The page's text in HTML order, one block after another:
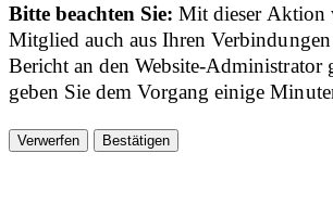
Bitte beachten Sie:Mit dieser Aktion
Mitglied auch aus Ihren
Bericht an den Website-Administrator
geben Sie dem Vorgang einige
Bestätigen